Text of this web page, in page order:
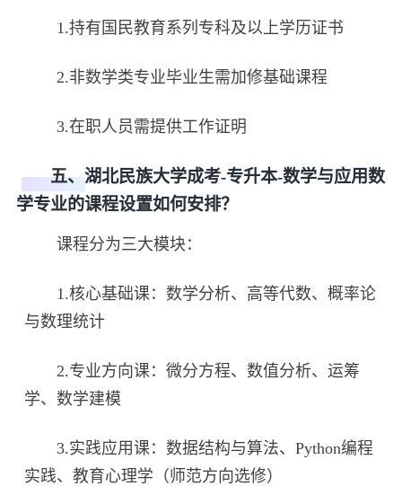
1.持有国民教育系列专科及以上学历证书
2.非数学类专业毕业生需加修基础课程
3.在职人员需提供工作证明
五、湖北民族大学成考-专升本-数学与应用数
学专业的课程设置如何安排？
课程分为三大模块：
1.核心基础课：数学分析、高等代数、概率论
与数理统计
2.专业方向课：微分方程、数值分析、运筹
学、数学建模
3.实践应用课：数据结构与算法、Python编程
实践、教育心理学（师范方向选修）